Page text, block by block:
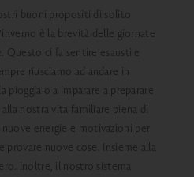
buoni propositi di solito
è la brevità delle giornate
Questo ci fa sentire esausti e
riusciamo ad andare in
o a imparare a preparare
nostra vita familiare piena di
energie e motivazioni per
provare nuove cose. Insieme alla
Inoltre, il nostro sistema